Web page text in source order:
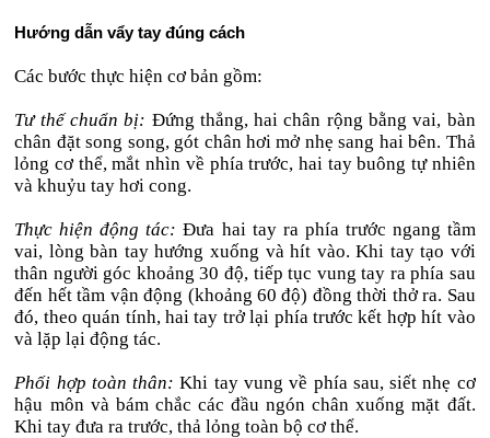
Hướng dẫn vẩy tay đúng cách
Các bước thực hiện cơ bản gồm:
Tư thế chuẩn bị: Đứng thẳng, hai chân rộng bằng vai, bàn
chân đặt song song, gót chân hơi mở nhẹ sang hai bên. Thả
lỏng cơ thể, mắt nhìn về phía trước, hai tay buông tự nhiên
và khuỷu tay hơi cong.
Thực hiện động tác: Đưa hai tay ra phía trước ngang tầm
vai, lòng bàn tay hướng xuống và hít vào. Khi tay tạo với
thân người góc khoảng 30 độ, tiếp tục vung tay ra phía sau
đến hết tầm vận động (khoảng 60 độ) đồng thời thở ra. Sau
đó, theo quán tính, hai tay trở lại phía trước kết hợp hít vào
và lặp lại động tác.
Phối hợp toàn thân: Khi tay vung về phía sau, siết nhẹ cơ
hậu môn và bám chắc các đầu ngón chân xuống mặt đất.
Khi tay đưa ra trước, thả lỏng toàn bộ cơ thể.